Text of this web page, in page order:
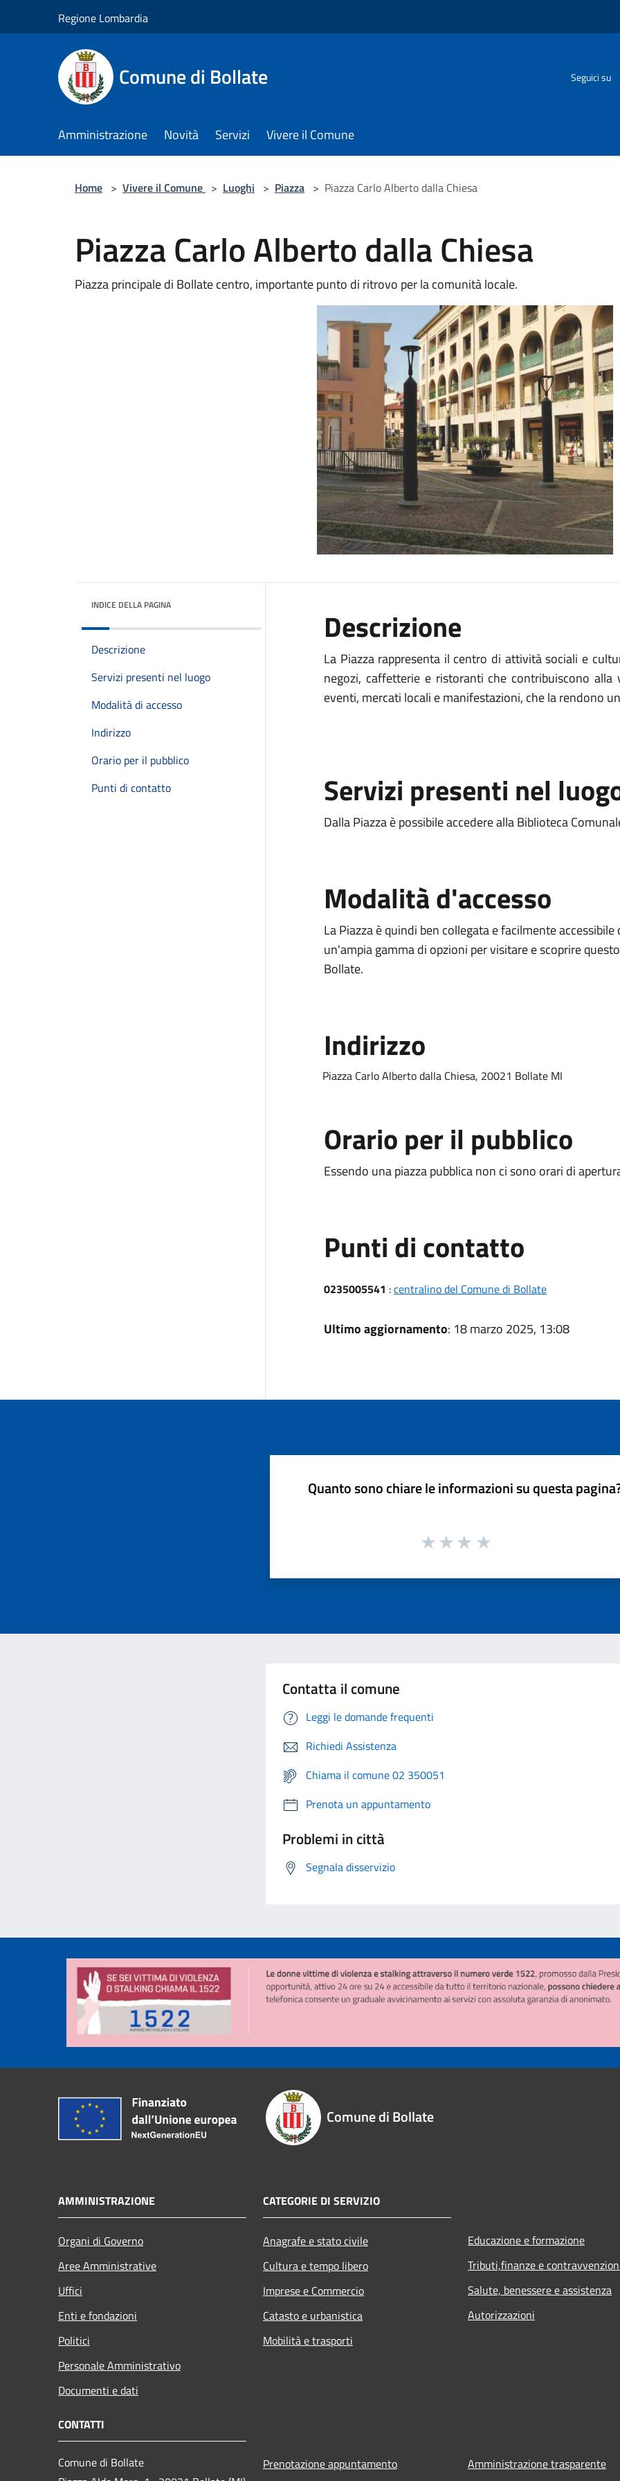
Regione Lombardia
Comune di Bollate Seguici su
Amministrazione Novità Servizi Vivere il Comune
Home > Vivere il Comune > Luoghi > Piazza > Piazza Carlo Alberto dalla Chiesa
Piazza Carlo Alberto dalla Chiesa
Piazza principale di Bollate centro, importante punto di ritrovo per la comunità locale.
INDICE DELLA PAGINA
Descrizione
Servizi presenti nel luogo
Modalità di accesso
Indirizzo
Orario per il pubblico
Punti di contatto
Descrizione
La Piazza rappresenta il centro di attività sociali e
negozi, caffetterie e ristoranti che contribuiscono
eventi, mercati locali e manifestazioni, che la rendono
Servizi presenti nel
Dalla Piazza è possibile accedere alla Biblioteca
Modalità d'accesso
La Piazza è quindi ben collegata e facilmente
un'ampia gamma di opzioni per visitare e scoprire
Bollate.
Indirizzo
Piazza Carlo Alberto dalla Chiesa, 20021 Bollate MI
Orario per il pubblico
Essendo una piazza pubblica non ci sono orari di
Punti di contatto
0235005541 :centralino del Comune di Bollate
Ultimo aggiornamento: 18 marzo 2025, 13:08
Quanto sono chiare le informazioni su questa
Contatta il comune
Leggi le domande frequenti
Richiedi Assistenza
Chiama il comune 02 350051
Prenota un appuntamento
Problemi in città
Segnala disservizio
Comune di Bollate
AMMINISTRAZIONE
Organi di Governo
Aree Amministrative
Uffici
Enti e fondazioni
Politici
Personale Amministrativo
Documenti e dati
CATEGORIE DI SERVIZIO
Anagrafe e stato civile
Cultura e tempo libero
Imprese e Commercio
Catasto e urbanistica
Mobilità e trasporti
Educazione e formazione
Tributi,finanze e
Salute, benessere e assistenza
Autorizzazioni
CONTATTI
Comune di Bollate
Prenotazione appuntamento
Amministrazione trasparente